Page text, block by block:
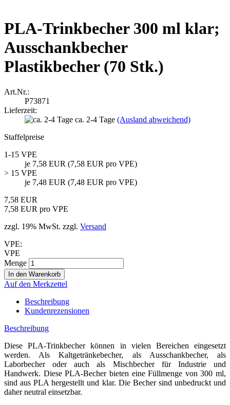
PLA-Trinkbecher 300 ml klar;
Ausschankbecher
Plastikbecher (70 Stk.)
Art.Nr.:
P73871
Lieferzeit:
ca. 2-4 Tage (Ausland abweichend)
Staffelpreise
1-15 VPE
je 7,58 EUR (7,58 EUR pro VPE)
> 15 VPE
je 7,48 EUR (7,48 EUR pro VPE)
7,58 EUR
7,58 EUR pro VPE
zzgl. 19% MwSt. zzgl. Versand
VPE:
VPE
Menge
Auf den Merkzettel
Beschreibung
Kundenrezensionen
Beschreibung
Diese PLA-Trinkbecher können in vielen Bereichen eingesetzt
werden. Als Kaltgetränkebecher, als Ausschankbecher, als
Laborbecher oder auch als Mischbecher für Industrie und
Handwerk. Diese PLA-Becher bieten eine Füllmenge von 300 ml,
sind aus PLA hergestellt und klar. Die Becher sind unbedruckt und
daher neutral einsetzbar.